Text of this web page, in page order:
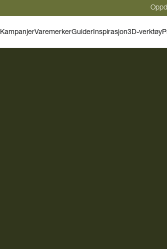
KampanjerVaremerkerGuiderInspirasjon3D-verktøy